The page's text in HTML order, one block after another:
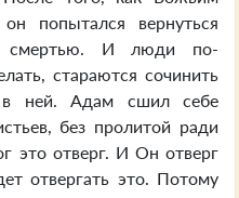
попытался вернуться
смертью. И люди по-
стараются сочинить
в ней. Адам сшил себе
без пролитой ради
это отверг. И Он отверг
отвергать это. Потому